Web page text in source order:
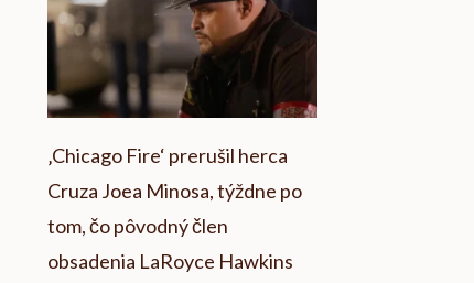
‚Chicago Fire‘ prerušil herca
Cruza Joea Minosa, týždne po
tom, čo pôvodný člen
obsadenia LaRoyce Hawkins